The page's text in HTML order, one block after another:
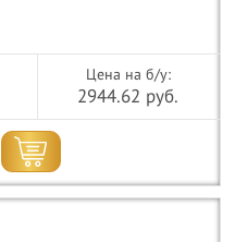
Цена на б/у:
2944.62 руб.